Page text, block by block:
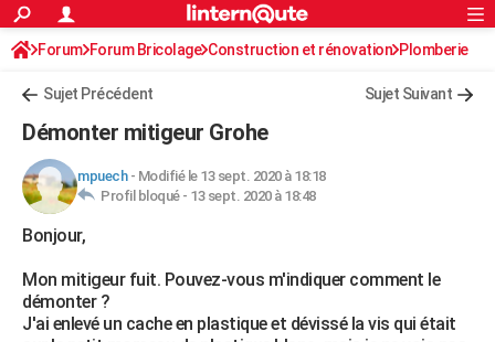
ACTUALITÉS
Politique
Société
Faits Divers
Education
Monde
Villes
+
FINANCE
Retraite
Impôts
Epargne
Immobilier
Risques naturels par ville
Banque
Assurance
Crédit
AUTO
Essais
Réserver un essai
Citadines
Berlines
SUV
Forum auto
+HIGH-TECH
Mobiles
Meilleur smartphone
Internet
Ordinateurs
Jeux vidéo
Guide high-tech
+BRICOLAGE
Forum
Aménagement intérieur
Extérieur
Cuisine
Salle de bains
Jardinage
Rangement
Rechercher
S'inscrire
Connexion
Forum Forum Bricolage Construction et rénovation Plomberie
Sujet Précédent Sujet Suivant
Démonter mitigeur Grohe
mpuech- Modifié le 13 sept. 2020 à 18:18
Profil bloqué - 13 sept. 2020 à 18:48
Bonjour,
Mon mitigeur fuit. Pouvez-vous m'indiquer comment le
démonter ?
J'ai enlevé un cache en plastique et dévissé la vis qui était